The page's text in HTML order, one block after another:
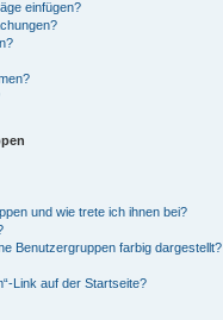
einfügen?
und wie trete ich ihnen bei?
Benutzergruppen farbig dargestellt?
Link auf der Startseite?